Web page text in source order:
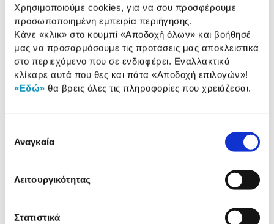
Χρησιμοποιούμε cookies, για να σου προσφέρουμε
προσωποποιημένη εμπειρία περιήγησης.
Κάνε «κλικ» στο κουμπί «Αποδοχή όλων» και βοήθησέ
μας να προσαρμόσουμε τις προτάσεις μας αποκλειστικά
στο περιεχόμενο που σε ενδιαφέρει. Εναλλακτικά
κλίκαρε αυτά που θες και πάτα «Αποδοχή επιλογών»!
«Εδώ» θα βρεις όλες τις πληροφορίες που χρειάζεσαι.
συγκατάθεσης
Αναγκαία
Λειτουργικότητας
Στατιστικά
Application: Wiz
Αναλυτική
παρουσίαση
Αναλυτική παρουσίαση
Χαρακτηριστικά
Αξιολογήσεις
Δες τι κλίκαραν όσοι είδαν το ίδιο
προϊόν με εσένα!